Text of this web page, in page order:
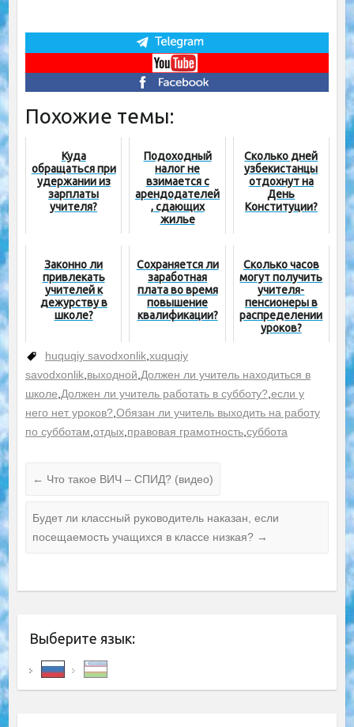
Похожие темы:
Куда
обращаться при
удержании из
зарплаты
учителя?
Подоходный
налог не
взимается с
арендодателей
, сдающих
жилье
Сколько дней
узбекистанцы
отдохнут на
День
Конституции?
Законно ли
привлекать
учителей к
дежурству в
школе?
Сохраняется ли
заработная
плата во время
повышение
квалификации?
Сколько часов
могут получить
учителя-
пенсионеры в
распределении
уроков?
huquqiy savodxonlik,xuquqiy
savodxonlik,выходной,Должен ли учитель находиться в
школе,Должен ли учитель работать в субботу?,если у
него нет уроков?,Обязан ли учитель выходить на работу
по субботам,отдых,правовая грамотность,суббота
← Что такое ВИЧ – СПИД? (видео)
Будет ли классный руководитель наказан, если
посещаемость учащихся в классе низкая? →
Выберите язык: